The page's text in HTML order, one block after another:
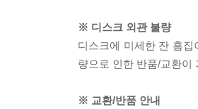
※ 디스크 외관 불량
디스크에 미세한 잔 흠
량으로 인한 반품/교환이
※ 교환/반품 안내